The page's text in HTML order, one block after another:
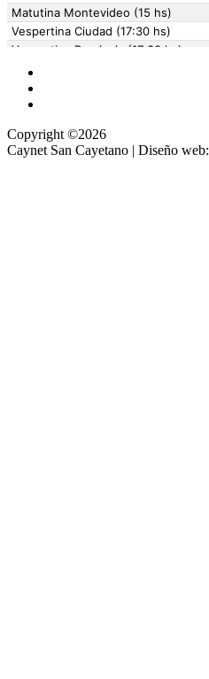
Copyright ©2026
Caynet San Cayetano | Diseño web: